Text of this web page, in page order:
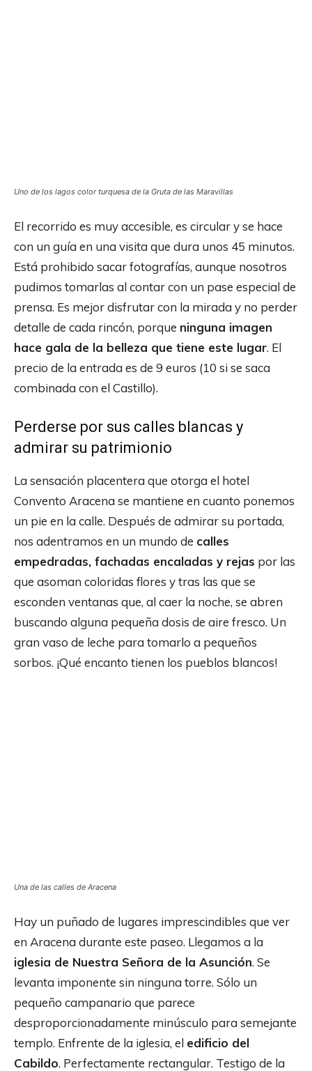
Uno de los lagos color turquesa de la Gruta de las Maravillas
El recorrido es muy accesible, es circular y se hace
con un guía en una visita que dura unos 45 minutos.
Está prohibido sacar fotografías, aunque nosotros
pudimos tomarlas al contar con un pase especial de
prensa. Es mejor disfrutar con la mirada y no perder
detalle de cada rincón, porque ninguna imagen
hace gala de la belleza que tiene este lugar. El
precio de la entrada es de 9 euros (10 si se saca
combinada con el Castillo).
Perderse por sus calles blancas y
admirar su patrimionio
La sensación placentera que otorga el hotel
Convento Aracena se mantiene en cuanto ponemos
un pie en la calle. Después de admirar su portada,
nos adentramos en un mundo de calles
empedradas, fachadas encaladas y rejas por las
que asoman coloridas flores y tras las que se
esconden ventanas que, al caer la noche, se abren
buscando alguna pequeña dosis de aire fresco. Un
gran vaso de leche para tomarlo a pequeños
sorbos. ¡Qué encanto tienen los pueblos blancos!
Una de las calles de Aracena
Hay un puñado de lugares imprescindibles que ver
en Aracena durante este paseo. Llegamos a la
iglesia de Nuestra Señora de la Asunción. Se
levanta imponente sin ninguna torre. Sólo un
pequeño campanario que parece
desproporcionadamente minúsculo para semejante
templo. Enfrente de la iglesia, el edificio del
Cabildo. Perfectamente rectangular. Testigo de la